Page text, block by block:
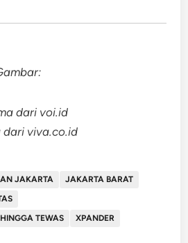
dari voi.id
dari viva.co.id
JAKARTA
JAKARTA BARAT
TEWAS
XPANDER